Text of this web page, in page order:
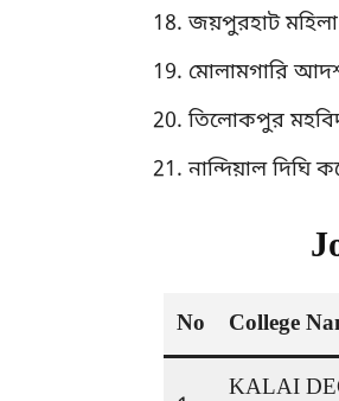
জয়পুরহাট
মোলামগারি
তিলোকপুর
নান্দিয়াল দিঘি
No College
KALAI